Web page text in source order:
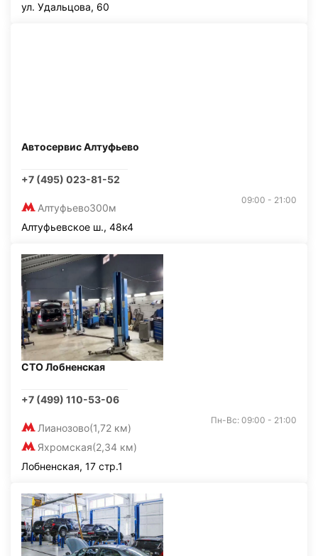
ул. Удальцова, 60
Автосервис Алтуфьево
+7 (495) 023-81-52
Алтуфьево300м
09:00 - 21:00
Алтуфьевское ш., 48к4
СТО Лобненская
+7 (499) 110-53-06
Лианозово(1,72 км)
Яхромская(2,34 км)
Пн-Вс: 09:00 - 21:00
Лобненская, 17 стр.1